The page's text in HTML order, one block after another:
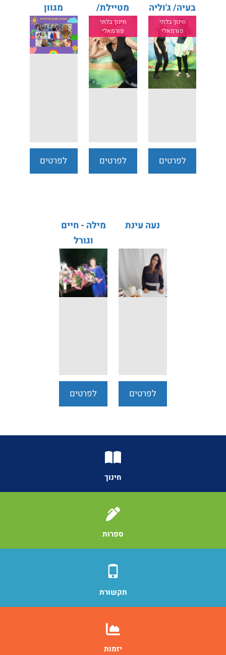
בעיה/ ג'וליה
דונלדסון
חינוך בלתי
פורמאלי
לפרטים
מטיילת/
רינת הופר
חינוך בלתי
פורמאלי
לפרטים
מגוון
פעילויות
לפרטים
נעה עינת
לפרטים
מילה - חיים
וגורל
לפרטים
חינוך
ספרות
תקשורת
יזמות